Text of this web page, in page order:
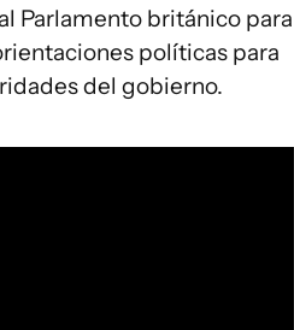
Parlamento británico para
políticas para
del gobierno.